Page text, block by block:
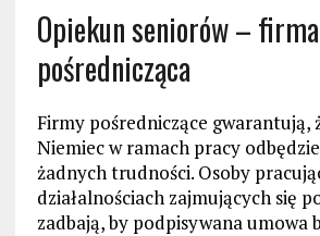
Opiekun seniorów – firma
pośrednicząca
Firmy pośredniczące gwarantują,
Niemiec w ramach pracy
żadnych trudności. Osoby
działalnościach zajmujących się
zadbają, by podpisywana umowa